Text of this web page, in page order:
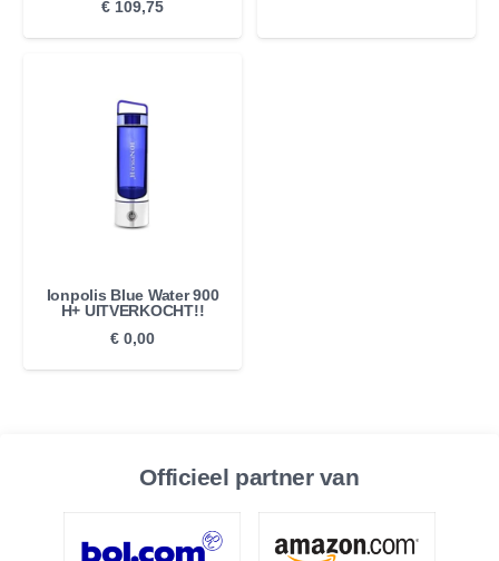
€ 109,75
Ionpolis Blue Water 900
H+ UITVERKOCHT!!
€ 0,00
Officieel partner van